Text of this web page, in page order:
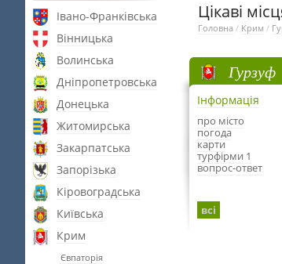
Івано-Франківська
Вінницька
Волинська
Дніпропетровська
Донецька
Житомирська
Закарпатська
Запорізька
Кіровоградська
Київська
Крим
Євпаторія
Цікаві
Головна / Крим /
Гурзуф
Інформація
про місто
погода
карти
турфірми 1
вопрос-ответ
всі